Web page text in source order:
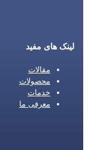
لینک های مفید
مقالات
محصولات
خدمات
معرفی ما